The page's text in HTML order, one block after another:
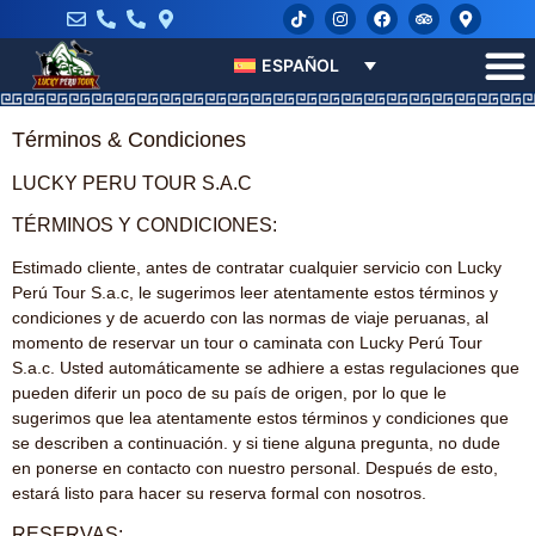
ESPAÑOL
Términos & Condiciones
LUCKY PERU TOUR S.A.C
TÉRMINOS Y CONDICIONES:
Estimado cliente, antes de contratar cualquier servicio con Lucky
Perú Tour S.a.c, le sugerimos leer atentamente estos términos y
condiciones y de acuerdo con las normas de viaje peruanas, al
momento de reservar un tour o caminata con Lucky Perú Tour
S.a.c. Usted automáticamente se adhiere a estas regulaciones que
pueden diferir un poco de su país de origen, por lo que le
sugerimos que lea atentamente estos términos y condiciones que
se describen a continuación. y si tiene alguna pregunta, no dude
en ponerse en contacto con nuestro personal. Después de esto,
estará listo para hacer su reserva formal con nosotros.